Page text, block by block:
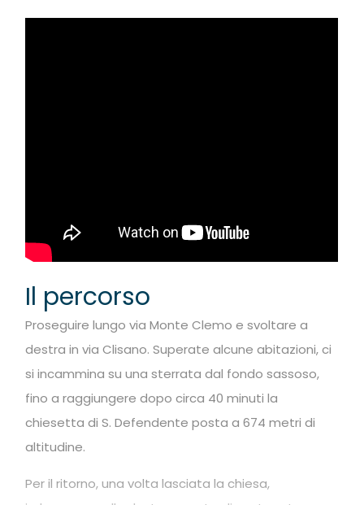
Il percorso
Proseguire lungo via Monte Clemo e svoltare a
destra in via Clisano. Superate alcune abitazioni, ci
si incammina su una sterrata dal fondo sassoso,
fino a raggiungere dopo circa 40 minuti la
chiesetta di S. Defendente posta a 674 metri di
altitudine.
Per il ritorno, una volta lasciata la chiesa,